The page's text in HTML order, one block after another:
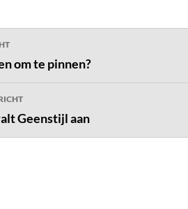
om te pinnen?
Geenstijl aan